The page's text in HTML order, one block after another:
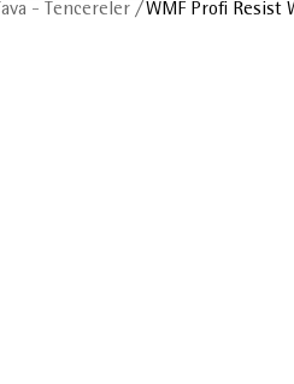
Tava - Tencereler / WMF Profi Resist